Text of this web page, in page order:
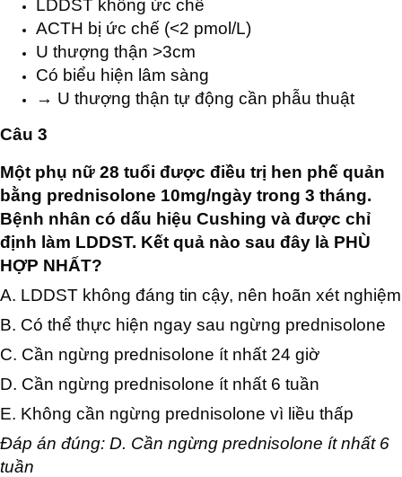
LDDST không ức chế
ACTH bị ức chế (<2 pmol/L)
U thượng thận >3cm
Có biểu hiện lâm sàng
→ U thượng thận tự động cần phẫu thuật
Câu 3
Một phụ nữ 28 tuổi được điều trị hen phế quản
bằng prednisolone 10mg/ngày trong 3 tháng.
Bệnh nhân có dấu hiệu Cushing và được chỉ
định làm LDDST. Kết quả nào sau đây là PHÙ
HỢP NHẤT?
A. LDDST không đáng tin cậy, nên hoãn xét nghiệm
B. Có thể thực hiện ngay sau ngừng prednisolone
C. Cần ngừng prednisolone ít nhất 24 giờ
D. Cần ngừng prednisolone ít nhất 6 tuần
E. Không cần ngừng prednisolone vì liều thấp
Đáp án đúng: D. Cần ngừng prednisolone ít nhất 6
tuần